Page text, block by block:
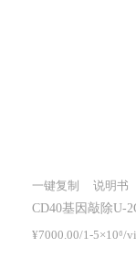
一键复制 说明书
CD40基因敲除U-
¥7000.00/1-5×10⁶/